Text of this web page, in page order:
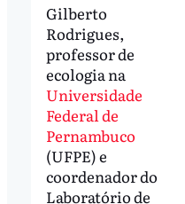
Gilberto
Rodrigues,
professor de
ecologia na
Universidade
Federal de
Pernambuco
(UFPE) e
coordenador do
Laboratório de